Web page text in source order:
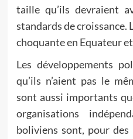
taille qu’ils devraient
standards de
choquante en Equateur
Les développements
qu’ils n’aient pas le
sont aussi importants
organisations
boliviens sont, pour